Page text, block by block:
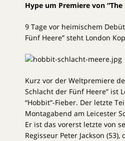
Hype um Premiere von
9 Tage vor heimischem
Fünf Heere” steht London
Kurz vor der Weltpremiere
Schlacht der Fünf Heere” ist
“Hobbit”-Fieber. Der letzte
Montagabend am Leicester
Er ist das vorerst letzte von
Regisseur Peter Jackson